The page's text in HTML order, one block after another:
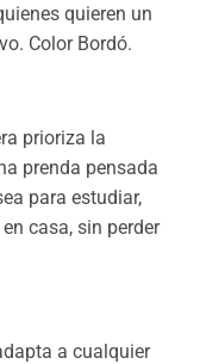
quieren un
Color Bordó.
prioriza la
prenda pensada
para estudiar,
casa, sin perder
a cualquier